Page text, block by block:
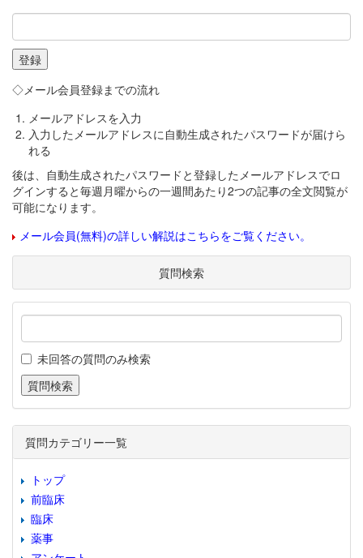
◇メール会員登録までの流れ
メールアドレスを入力
入力したメールアドレスに自動生成されたパスワードが届けら
れる
後は、自動生成されたパスワードと登録したメールアドレスでロ
グインすると毎週月曜からの一週間あたり2つの記事の全文閲覧が
可能になります。
メール会員(無料)の詳しい解説はこちらをご覧ください。
質問検索
未回答の質問のみ検索
質問カテゴリー一覧
トップ
前臨床
臨床
薬事